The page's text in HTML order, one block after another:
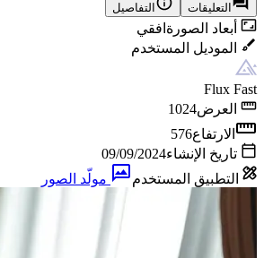
التعليقات التفاصيل
أبعاد الصورة افقي
الموديل المستخدم
Flux Fast
العرض1024
الارتفاع576
تاريخ الإنشاء09/09/2024
التطبيق المستخدم
مولّد الصور